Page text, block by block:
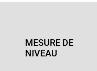
MESURE DE
NIVEAU